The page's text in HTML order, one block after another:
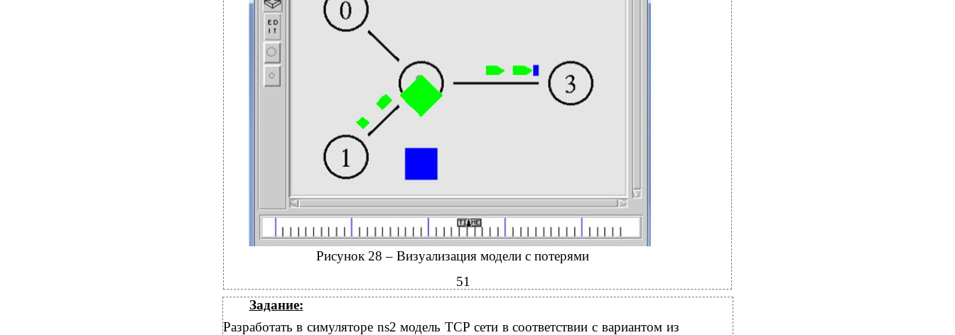
Рисунок 28 – Визуализация модели с потерями
51
Задание:
Разработать в симуляторе ns2 модель TCP сети в соответствии с вариантом из